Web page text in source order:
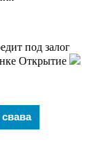
под залог
Открытие
свава